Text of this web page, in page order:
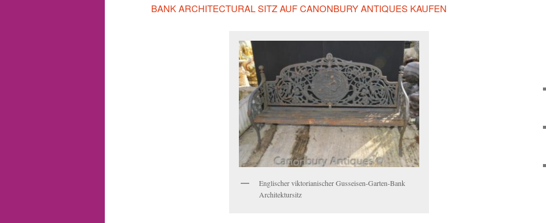
BANK ARCHITECTURAL SITZ AUF CANONBURY ANTIQUES KAUFEN
Englischer viktorianischer Gusseisen-Garten-Bank
Architektursitz